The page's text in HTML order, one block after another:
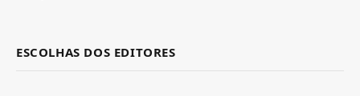
ESCOLHAS DOS EDITORES